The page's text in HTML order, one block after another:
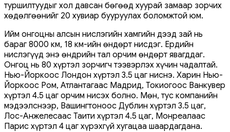
туршилтуудыг хол давсан бөгөөд хуурай замаар зорчих
хөдөлгөөнийг 20 хувиар бууруулах боломжтой юм.
Ийм онгоцны алсын нислэгийн хамгийн дээд зай нь
бараг 8000 км, 18 км-ийн өндөрт нисдэг. Ердийн
нислэгүүд энэ өндрийн тал орчим өндөрт явагддаг.
Онгоц нь 80 хүртэл зорчигч тээвэрлэх хүчин чадалтай.
Нью-Йоркоос Лондон хүртэл 3.5 цаг ниснэ. Харин Нью-
Йоркоос Ром, Атлантагаас Мадрид, Токиогоос Ванкувер
хүртэл 4.5 цаг орчим нисэх болно. Мөн, тус компанийн
мэдээлснээр, Вашингтоноос Дублин хүртэл 3.5 цаг,
Лос-Анжелесаас Таити хүртэл 4.5 цаг, Монреалаас
Парис хүртэл 4 цаг хүрэхгүй хугацаа шаардагдана.